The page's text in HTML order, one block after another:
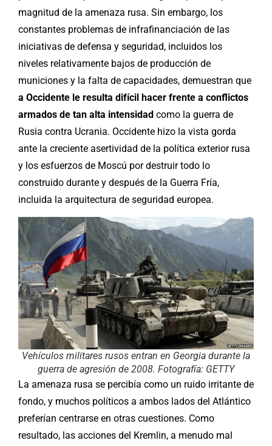
magnitud de la amenaza rusa. Sin embargo, los
constantes problemas de infrafinanciación de las
iniciativas de defensa y seguridad, incluidos los
niveles relativamente bajos de producción de
municiones y la falta de capacidades, demuestran que
a Occidente le resulta difícil hacer frente a conflictos
armados de tan alta intensidad como la guerra de
Rusia contra Ucrania. Occidente hizo la vista gorda
ante la creciente asertividad de la política exterior rusa
y los esfuerzos de Moscú por destruir todo lo
construido durante y después de la Guerra Fría,
incluida la arquitectura de seguridad europea.
Vehículos militares rusos entran en Georgia durante la
guerra de agresión de 2008. Fotografía: GETTY
La amenaza rusa se percibía como un ruido irritante de
fondo, y muchos políticos a ambos lados del Atlántico
preferían centrarse en otras cuestiones. Como
resultado, las acciones del Kremlin, a menudo mal